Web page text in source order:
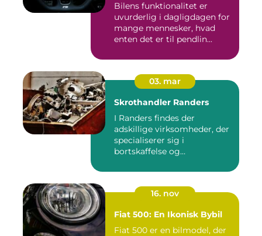
Bilens funktionalitet er
uvurderlig i dagligdagen for
mange mennesker, hvad
enten det er til pendlin...
03. mar
Skrothandler Randers
I Randers findes der
adskillige virksomheder, der
specialiserer sig i
bortskaffelse og
16. nov
Fiat 500: En Ikonisk Bybil
Fiat 500 er en bilmodel, der